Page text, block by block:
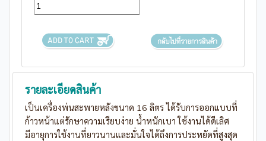
รายละเอียดสินค้า
เป็นเครื่องพ่นสะพายหลังขนาด 16 ลิตร ได้รับการออกแบบที่
ก้าวหน้าแต่รักษาความเรียบง่าย น้ำหนักเบา ใช้งานได้ดีเลิศ
มีอายุการใช้งานที่ยาวนานและมั่นใจได้ถึงการประหยัดที่สูงสุด